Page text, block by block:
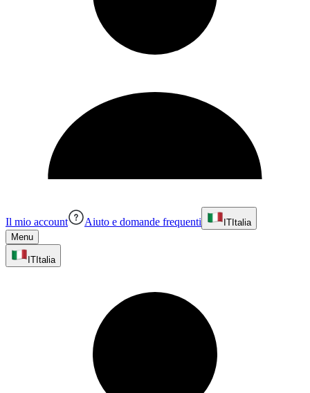
Il mio account Aiuto e domande frequenti IT Italia
Menu
IT Italia